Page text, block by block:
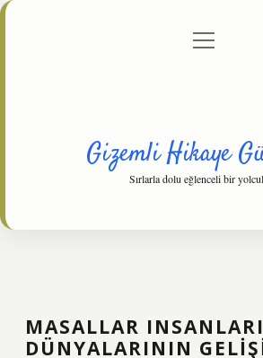
Gizlilik Politikası
menüyü
Gizemli Hikaye
Sırlarla dolu eğlenceli bir
MASALLAR
DÜNYALARININ